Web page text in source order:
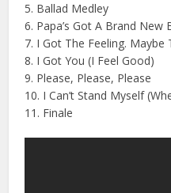
5. Ballad Medley
6. Papa’s Got A Brand New
7. I Got The Feeling. Maybe
8. I Got You (I Feel Good)
9. Please, Please, Please
10. I Can’t Stand Myself
11. Finale